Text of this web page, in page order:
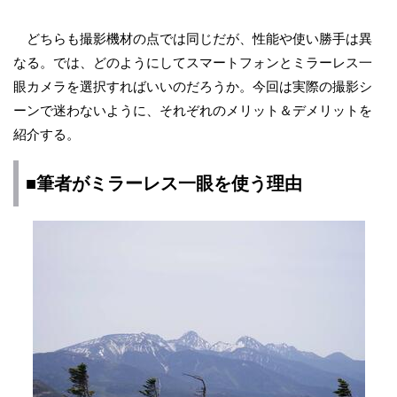
どちらも撮影機材の点では同じだが、性能や使い勝手は異
なる。では、どのようにしてスマートフォンとミラーレス一
眼カメラを選択すればいいのだろうか。今回は実際の撮影シ
ーンで迷わないように、それぞれのメリット＆デメリットを
紹介する。
■筆者がミラーレス一眼を使う理由